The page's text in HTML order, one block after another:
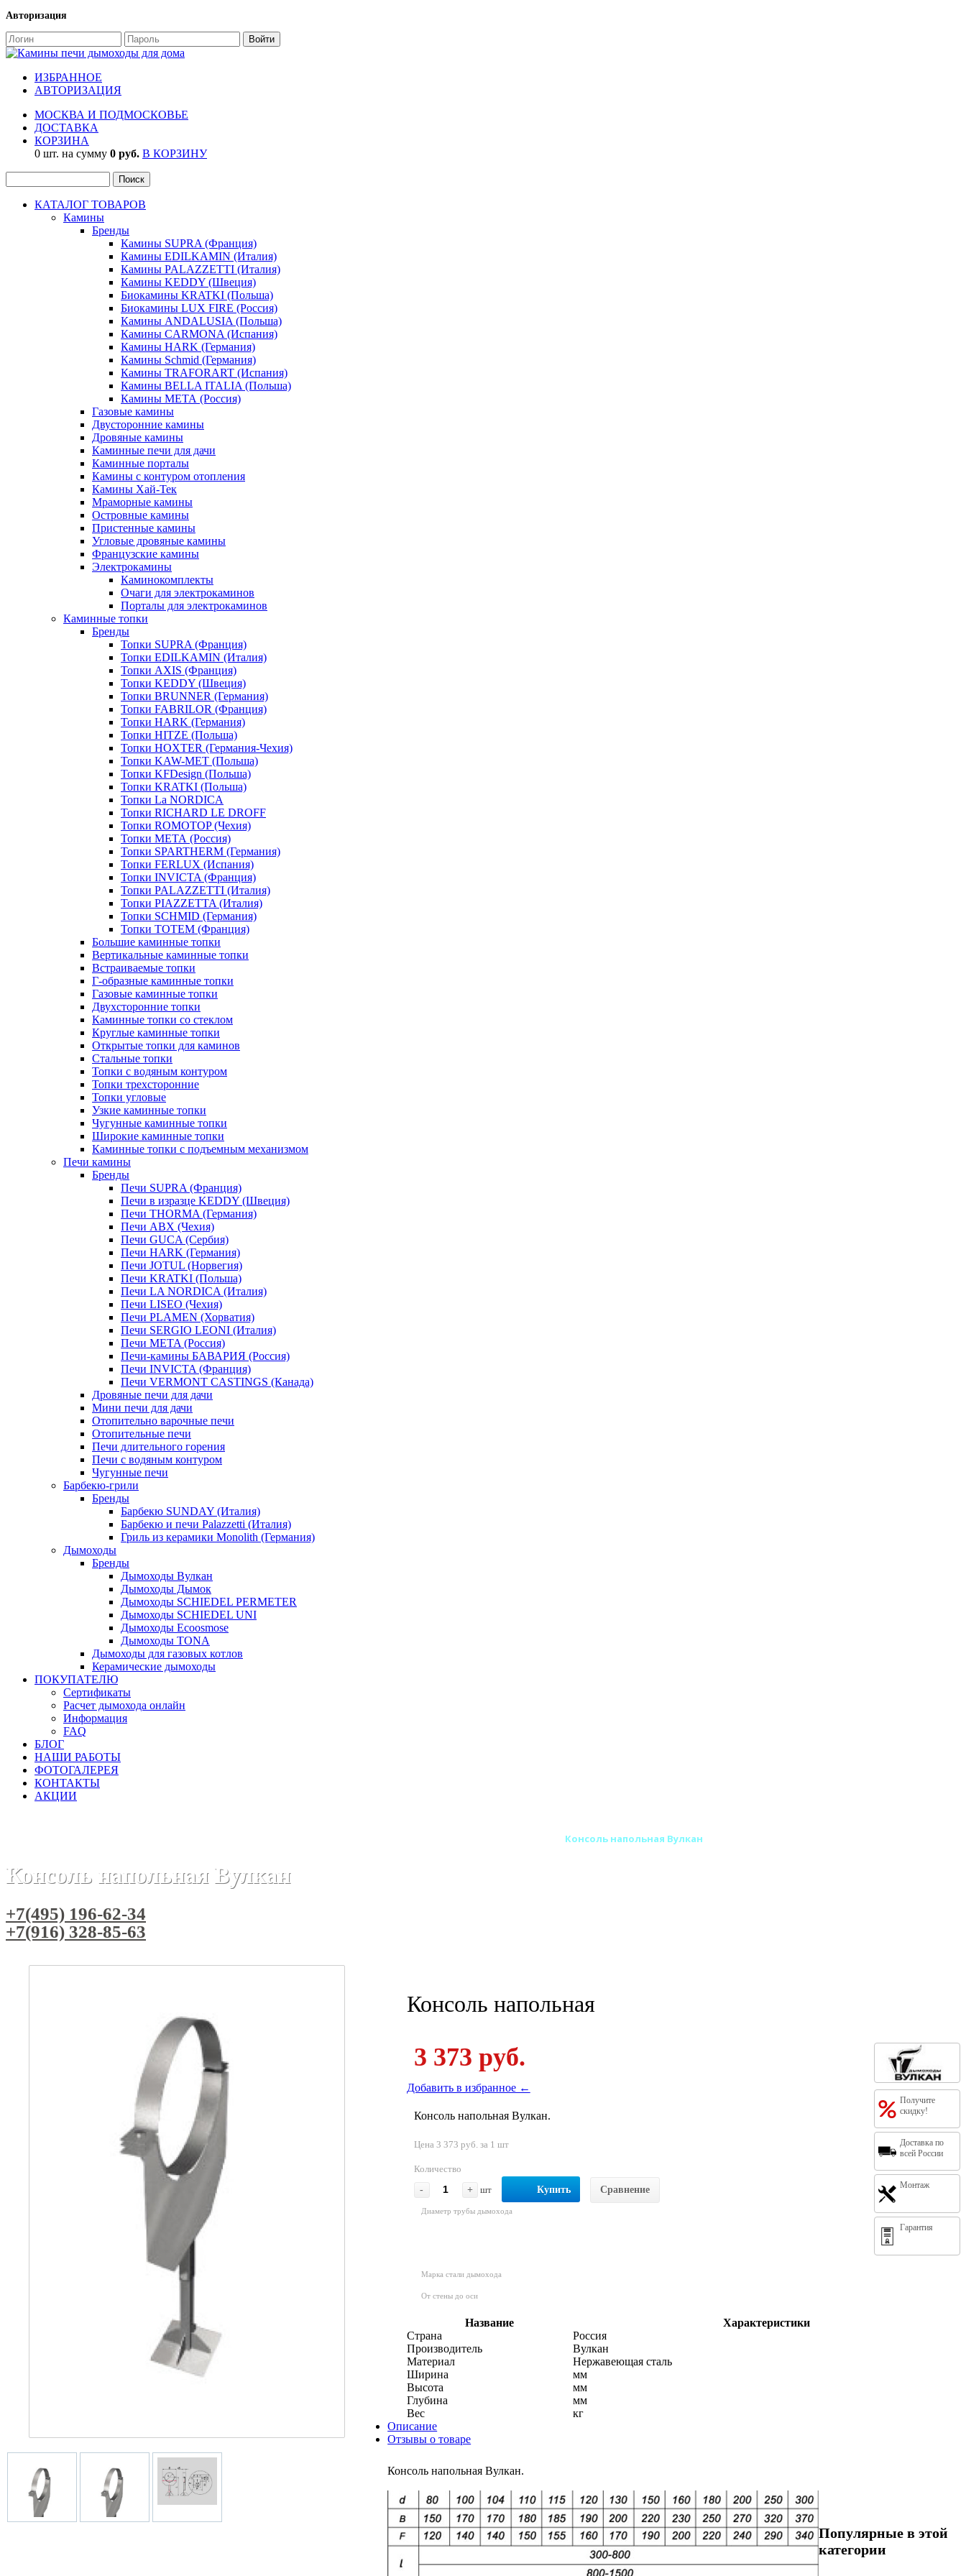
Авторизация
ИЗБРАННОЕ
АВТОРИЗАЦИЯ
МОСКВА И ПОДМОСКОВЬЕ
ДОСТАВКА
КОРЗИНА
0 шт. на сумму 0 руб. В КОРЗИНУ
КАТАЛОГ ТОВАРОВ
Камины
Бренды
Камины SUPRA (Франция)
Камины EDILKAMIN (Италия)
Камины PALAZZETTI (Италия)
Камины KEDDY (Швеция)
Биокамины KRATKI (Польша)
Биокамины LUX FIRE (Россия)
Камины ANDALUSIA (Польша)
Камины CARMONA (Испания)
Камины HARK (Германия)
Камины Schmid (Германия)
Камины TRAFORART (Испания)
Камины BELLA ITALIA (Польша)
Камины МЕТА (Россия)
Газовые камины
Двусторонние камины
Дровяные камины
Каминные печи для дачи
Каминные порталы
Камины с контуром отопления
Камины Хай-Тек
Мраморные камины
Островные камины
Пристенные камины
Угловые дровяные камины
Французские камины
Электрокамины
Каминокомплекты
Очаги для электрокаминов
Порталы для электрокаминов
Каминные топки
Бренды
Топки SUPRA (Франция)
Топки EDILKAMIN (Италия)
Топки AXIS (Франция)
Топки KEDDY (Швеция)
Топки BRUNNER (Германия)
Топки FABRILOR (Франция)
Топки HARK (Германия)
Топки HITZE (Польша)
Топки HOXTER (Германия-Чехия)
Топки KAW-MET (Польша)
Топки KFDesign (Польша)
Топки KRATKI (Польша)
Топки La NORDICA
Топки RICHARD LE DROFF
Топки ROMOTOP (Чехия)
Топки МЕТА (Россия)
Топки SPARTHERM (Германия)
Топки FERLUX (Испания)
Топки INVICTA (Франция)
Топки PALAZZETTI (Италия)
Топки PIAZZETTA (Италия)
Топки SCHMID (Германия)
Топки TOTEM (Франция)
Большие каминные топки
Вертикальные каминные топки
Встраиваемые топки
Г-образные каминные топки
Газовые каминные топки
Двухсторонние топки
Каминные топки со стеклом
Круглые каминные топки
Открытые топки для каминов
Стальные топки
Топки с водяным контуром
Топки трехсторонние
Топки угловые
Узкие каминные топки
Чугунные каминные топки
Широкие каминные топки
Каминные топки с подъемным механизмом
Печи камины
Бренды
Печи SUPRA (Франция)
Печи в изразце KEDDY (Швеция)
Печи THORMA (Германия)
Печи ABX (Чехия)
Печи GUCA (Сербия)
Печи HARK (Германия)
Печи JOTUL (Норвегия)
Печи KRATKI (Польша)
Печи LA NORDICA (Италия)
Печи LISEO (Чехия)
Печи PLAMEN (Хорватия)
Печи SERGIO LEONI (Италия)
Печи META (Россия)
Печи-камины БАВАРИЯ (Россия)
Печи INVICTA (Франция)
Печи VERMONT CASTINGS (Канада)
Дровяные печи для дачи
Мини печи для дачи
Отопительно варочные печи
Отопительные печи
Печи длительного горения
Печи с водяным контуром
Чугунные печи
Барбекю-грили
Бренды
Барбекю SUNDAY (Италия)
Барбекю и печи Palazzetti (Италия)
Гриль из керамики Monolith (Германия)
Дымоходы
Бренды
Дымоходы Вулкан
Дымоходы Дымок
Дымоходы SCHIEDEL PERMETER
Дымоходы SCHIEDEL UNI
Дымоходы Ecoosmose
Дымоходы TONA
Дымоходы для газовых котлов
Керамические дымоходы
ПОКУПАТЕЛЮ
Сертификаты
Расчет дымохода онлайн
Информация
FAQ
БЛОГ
НАШИ РАБОТЫ
ФОТОГАЛЕРЕЯ
КОНТАКТЫ
АКЦИИ
Консоль напольная Вулкан
Консоль напольная Вулкан
+7(495) 196-62-34
+7(916) 328-85-63
Консоль напольная
Получите
скидку!
Доставка по
всей России
Монтаж
Гарантия
3 373 руб.
Добавить в избранное ←
Консоль напольная Вулкан.
Цена 3 373 руб. за 1 шт
Количество
-
+ шт Купить Сравнение
Диаметр трубы дымохода
Марка стали дымохода
От стены до оси
Название
Характеристики
Страна
Россия
Производитель
Вулкан
Материал
Нержавеющая сталь
Ширина
мм
Высота
мм
Глубина
мм
Вес
кг
Описание
Отзывы о товаре
Консоль напольная Вулкан.
Популярные в этой
категории